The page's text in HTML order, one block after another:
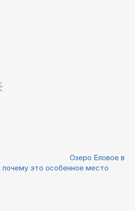
Озеро Еловое в
почему это особенное место